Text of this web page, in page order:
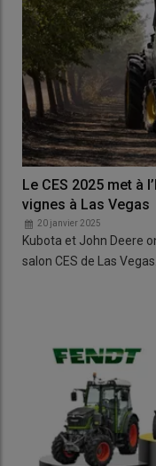
Le CES 2025 met à
vignes à Las Vegas
20 janvier 2025
Kubota et John Deere
salon CES de Las Vegas.